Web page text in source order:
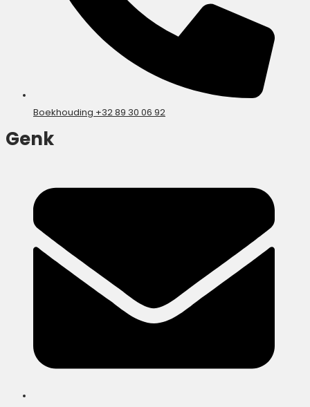
Boekhouding +32 89 30 06 92
Genk